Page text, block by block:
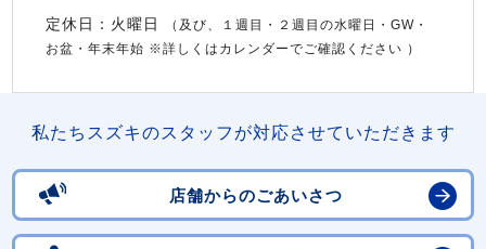
定休日：火曜日
（及び、１週目・２週目の水曜日・GW・
お盆・年末年始 ※詳しくはカレンダーでご確認ください ）
私たちスズキのスタッフが対応させていただきます
店舗からのごあいさつ